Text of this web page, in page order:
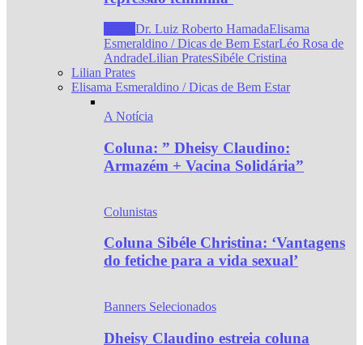
Dr. Luiz Roberto HamadaElisama
Esmeraldino / Dicas de Bem EstarLéo Rosa de
AndradeLilian PratesSibéle Cristina
Lilian Prates
Elisama Esmeraldino / Dicas de Bem Estar
A Notícia
Coluna: ” Dheisy Claudino:
Armazém + Vacina Solidária”
Colunistas
Coluna Sibéle Christina: ‘Vantagens
do fetiche para a vida sexual’
Banners Selecionados
Dheisy Claudino estreia coluna